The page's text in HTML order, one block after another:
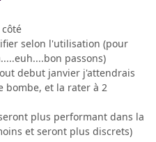
selon l'utilisation (pour
passons)
debut janvier j'attendrais
bombe, et la rater à 2
plus performant dans la
et seront plus discrets)